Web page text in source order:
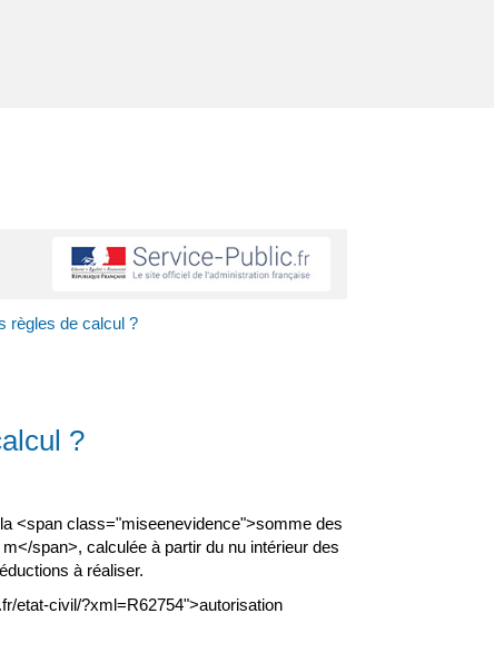
règles de calcul ?
?
<span class="miseenevidence">somme des
span>, calculée à partir du nu intérieur des
à réaliser.
etat-civil/?xml=R62754">autorisation